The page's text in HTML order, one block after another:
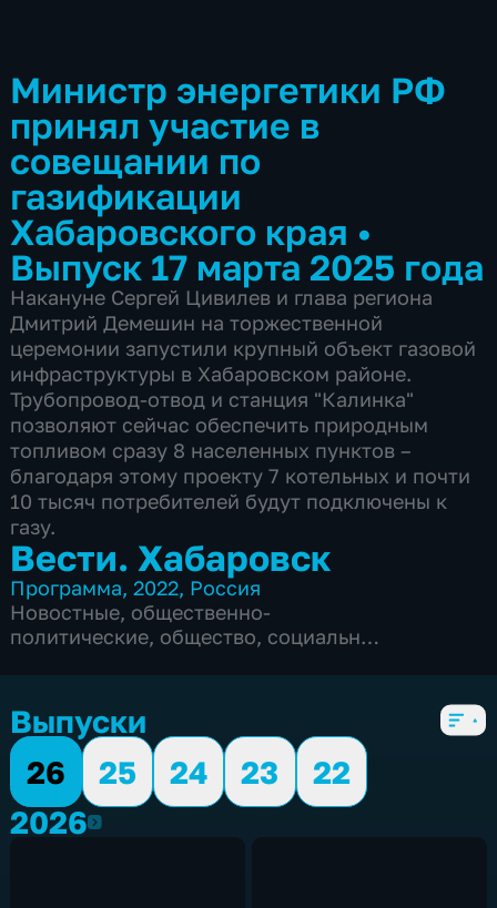
Министр энергетики РФ
принял участие в
совещании по
газификации
Хабаровского края •
Выпуск 17 марта 2025 года
Накануне Сергей Цивилев и глава региона
Дмитрий Демешин на торжественной
церемонии запустили крупный объект газовой
инфраструктуры в Хабаровском районе.
Трубопровод-отвод и станция "Калинка"
позволяют сейчас обеспечить природным
топливом сразу 8 населенных пунктов –
благодаря этому проекту 7 котельных и почти
10 тысяч потребителей будут подключены к
газу.
Вести. Хабаровск
Программа,2022, Россия
Новостные, общественно-
политические, общество, социально-
Выпуски
26
25 24 23
22
20262026